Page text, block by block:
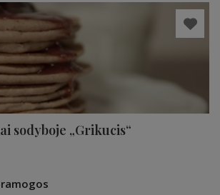
sodyboje „Grikucis“